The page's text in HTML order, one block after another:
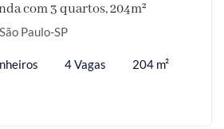
com 3 quartos, 204m²
Paulo-SP
4 Vagas 204 m²